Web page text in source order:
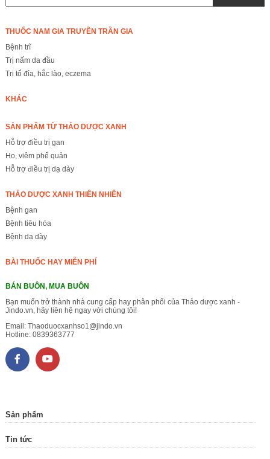
THUỐC NAM GIA TRUYỀN TRẦN GIA
Bệnh trĩ
Trị nấm da đầu
Trị tổ đỉa, hắc lào, eczema
KHÁC
SẢN PHẨM TỪ THẢO DƯỢC XANH
Hỗ trợ điều trị gan
Ho, viêm phế quản
Hỗ trợ điều trị dạ dày
THẢO DƯỢC XANH THIÊN NHIÊN
Bệnh gan
Bệnh tiêu hóa
Bệnh dạ dày
BÀI THUỐC HAY MIỄN PHÍ
BÁN BUÔN, MUA BUÔN
Bạn muốn trở thành nhà cung cấp hay phân phối của Thảo dược xanh -
Jindo.vn, hãy liên hệ ngay với chúng tôi!
Email: Thaoduocxanhso1@jindo.vn
Hotline: 0839363777
Sản phẩm
Tin tức